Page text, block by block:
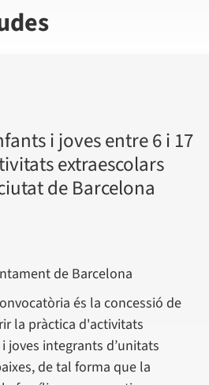
i joves entre 6 i 17
extraescolars
de Barcelona
de Barcelona
és la concessió de
la pràctica d'activitats
joves integrants d’unitats
de tal forma que la